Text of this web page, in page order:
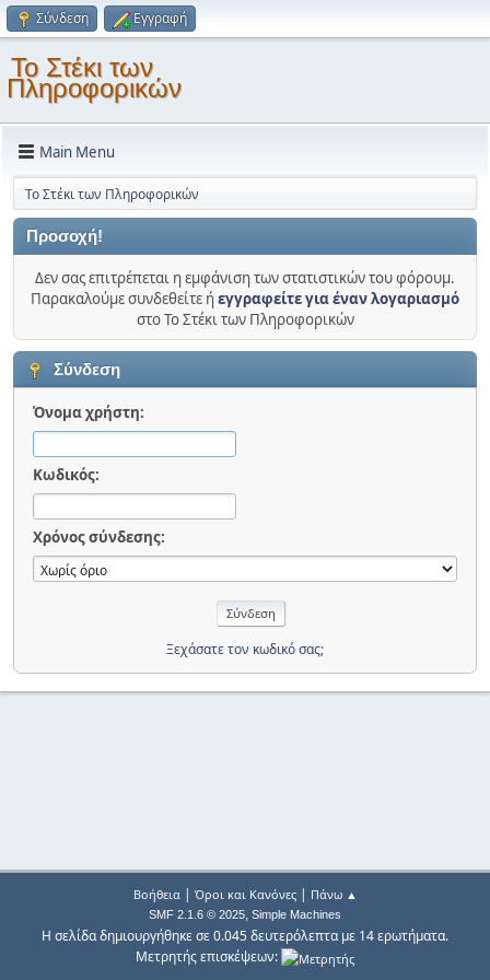
Σύνδεση Εγγραφή
Το Στέκι των
Πληροφορικών
Main Menu
Το Στέκι των Πληροφορικών
Προσοχή!
Δεν σας επιτρέπεται η εμφάνιση των στατιστικών του φόρουμ.
Παρακαλούμε συνδεθείτε ήεγγραφείτε για έναν λογαριασμό
στο Το Στέκι των Πληροφορικών
Σύνδεση
Όνομα χρήστη:
Κωδικός:
Χρόνος σύνδεσης:
Ξεχάσατε τον κωδικό σας;
Βοήθεια| Όροι και Κανόνες| Πάνω ▲
SMF 2.1.6 © 2025, Simple Machines
Η σελίδα δημιουργήθηκε σε 0.045 δευτερόλεπτα με 14 ερωτήματα.
Μετρητής επισκέψεων: